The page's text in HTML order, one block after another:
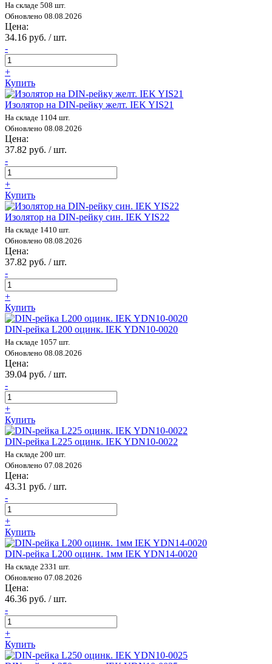
На складе 508 шт.
Обновлено 08.08.2026
Цена:
34.16 руб. / шт.
-
+
Купить
Изолятор на DIN-рейку желт. IEK YIS21
На складе 1104 шт.
Обновлено 08.08.2026
Цена:
37.82 руб. / шт.
-
+
Купить
Изолятор на DIN-рейку син. IEK YIS22
На складе 1410 шт.
Обновлено 08.08.2026
Цена:
37.82 руб. / шт.
-
+
Купить
DIN-рейка L200 оцинк. IEK YDN10-0020
На складе 1057 шт.
Обновлено 08.08.2026
Цена:
39.04 руб. / шт.
-
+
Купить
DIN-рейка L225 оцинк. IEK YDN10-0022
На складе 200 шт.
Обновлено 07.08.2026
Цена:
43.31 руб. / шт.
-
+
Купить
DIN-рейка L200 оцинк. 1мм IEK YDN14-0020
На складе 2331 шт.
Обновлено 07.08.2026
Цена:
46.36 руб. / шт.
-
+
Купить